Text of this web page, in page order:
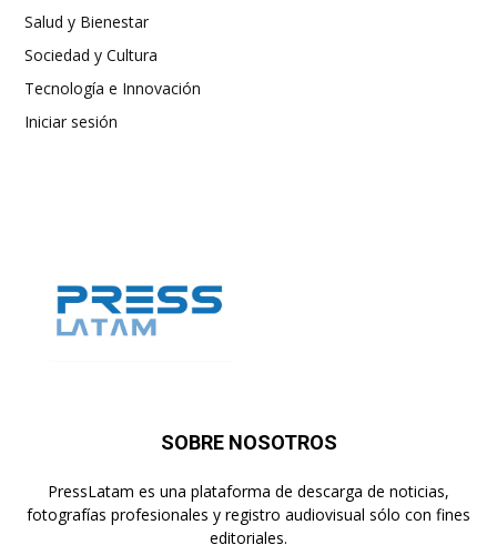
Salud y Bienestar
Sociedad y Cultura
Tecnología e Innovación
Iniciar sesión
SOBRE NOSOTROS
PressLatam es una plataforma de descarga de noticias,
fotografías profesionales y registro audiovisual sólo con fines
editoriales.